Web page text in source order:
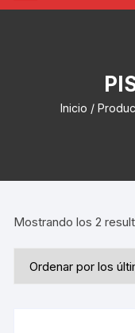
Inicio /
Mostrando los 2